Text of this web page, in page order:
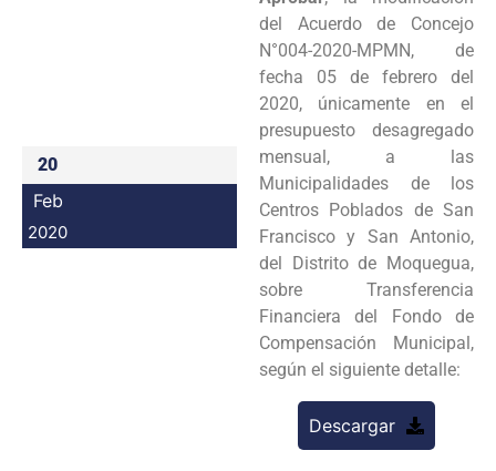
Programas
Intranet
20
Feb
2020
del Acuerdo de Concejo
N°004-2020-MPMN, de
fecha 05 de febrero del
2020, únicamente en el
presupuesto desagregado
mensual, a las
Municipalidades de los
Centros Poblados de San
Francisco y San Antonio,
del Distrito de Moquegua,
sobre Transferencia
Financiera del Fondo de
Compensación Municipal,
según el siguiente detalle:
Descargar